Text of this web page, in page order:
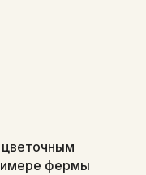
цветочным
фермы